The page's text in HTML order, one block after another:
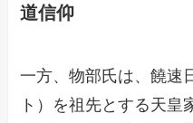
道信仰
一方、物部氏は、饒速
ト）を祖先とする天皇